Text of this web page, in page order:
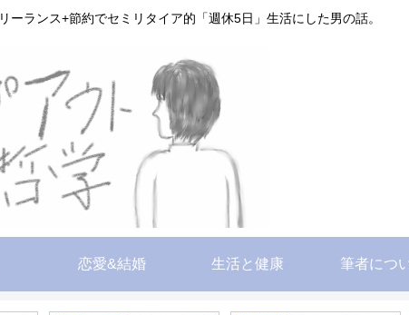
ーランス+節約でセミリタイア的「週休5日」生活にした男の話。
恋愛&結婚 生活と健康 筆者につ